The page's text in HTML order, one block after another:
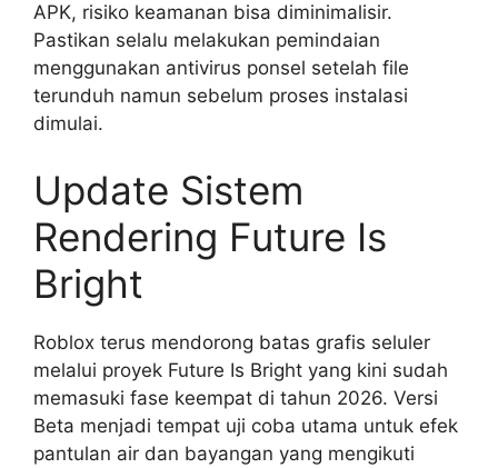
APK, risiko keamanan bisa diminimalisir.
Pastikan selalu melakukan pemindaian
menggunakan antivirus ponsel setelah file
terunduh namun sebelum proses instalasi
dimulai.
Update Sistem
Rendering Future Is
Bright
Roblox terus mendorong batas grafis seluler
melalui proyek Future Is Bright yang kini sudah
memasuki fase keempat di tahun 2026. Versi
Beta menjadi tempat uji coba utama untuk efek
pantulan air dan bayangan yang mengikuti